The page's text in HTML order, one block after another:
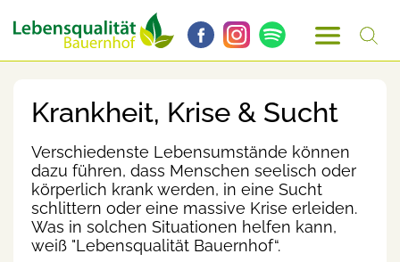
Krankheit, Krise & Sucht
Verschiedenste Lebensumstände können
dazu führen, dass Menschen seelisch oder
körperlich krank werden, in eine Sucht
schlittern oder eine massive Krise erleiden.
Was in solchen Situationen helfen kann,
weiß "Lebensqualität Bauernhof“.